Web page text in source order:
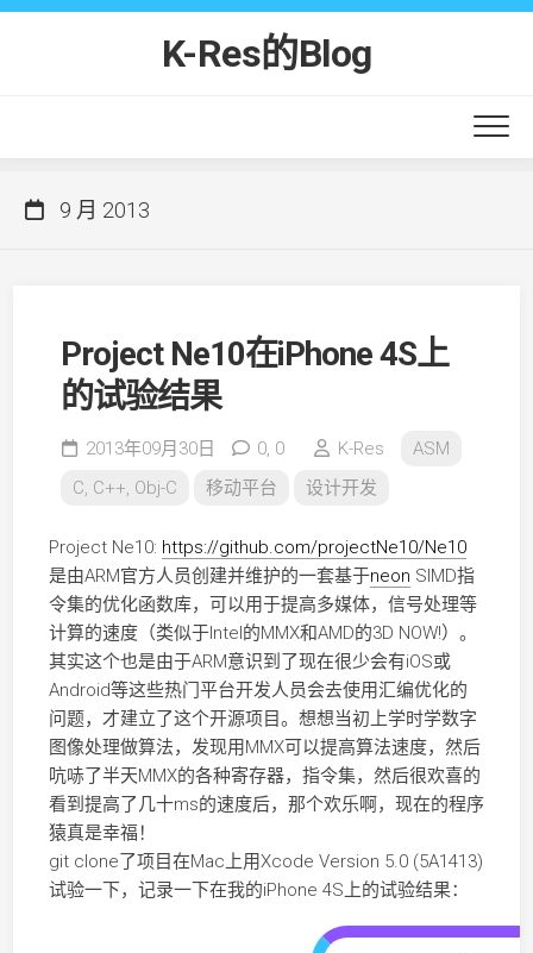
Skip
K-Res的Blog
9 月 2013
Project Ne10在iPhone 4S上
的试验结果
2013年09月30日 0, 0 K-Res
ASM
C, C++, Obj-C
移动平台 设计开发
Project Ne10: https://github.com/projectNe10/Ne10
是由ARM官方人员创建并维护的一套基于neon SIMD指
令集的优化函数库，可以用于提高多媒体，信号处理等
计算的速度（类似于Intel的MMX和AMD的3D NOW!）。
其实这个也是由于ARM意识到了现在很少会有iOS或
Android等这些热门平台开发人员会去使用汇编优化的
问题，才建立了这个开源项目。想想当初上学时学数字
图像处理做算法，发现用MMX可以提高算法速度，然后
吭哧了半天MMX的各种寄存器，指令集，然后很欢喜的
看到提高了几十ms的速度后，那个欢乐啊，现在的程序
猿真是幸福！
git clone了项目在Mac上用Xcode Version 5.0 (5A1413)
试验一下，记录一下在我的iPhone 4S上的试验结果：